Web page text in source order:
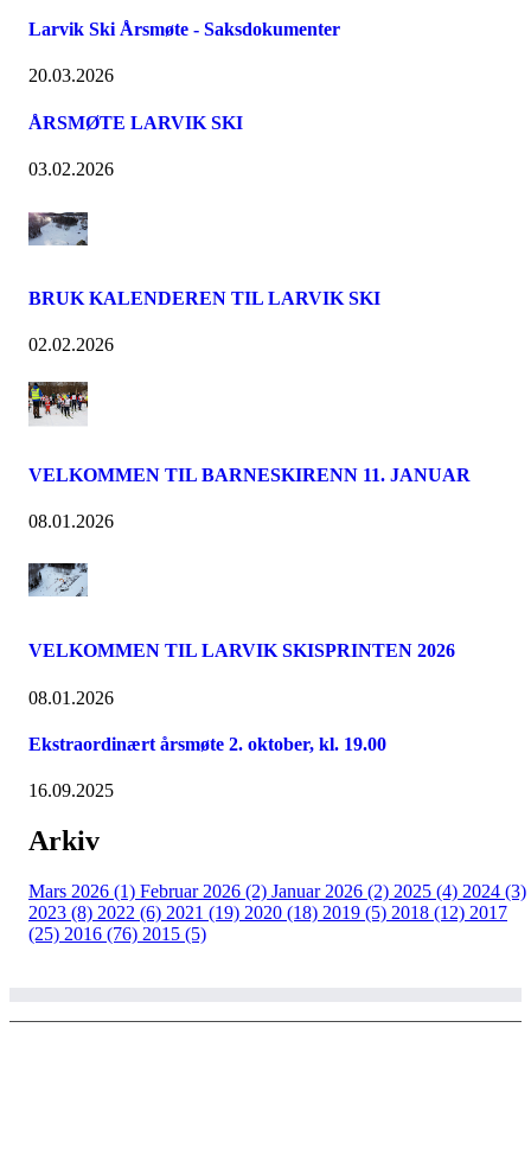
Larvik Ski Årsmøte - Saksdokumenter
20.03.2026
ÅRSMØTE LARVIK SKI
03.02.2026
BRUK KALENDEREN TIL LARVIK SKI
02.02.2026
VELKOMMEN TIL BARNESKIRENN 11. JANUAR
08.01.2026
VELKOMMEN TIL LARVIK SKISPRINTEN 2026
08.01.2026
Ekstraordinært årsmøte 2. oktober, kl. 19.00
16.09.2025
Arkiv
Mars 2026 (1) Februar 2026 (2) Januar 2026 (2) 2025 (4) 2024 (3)
2023 (8) 2022 (6) 2021 (19) 2020 (18) 2019 (5) 2018 (12) 2017
(25) 2016 (76) 2015 (5)